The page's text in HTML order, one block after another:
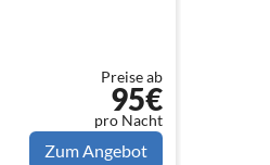
Preise ab
95€
pro Nacht
Zum Angebot